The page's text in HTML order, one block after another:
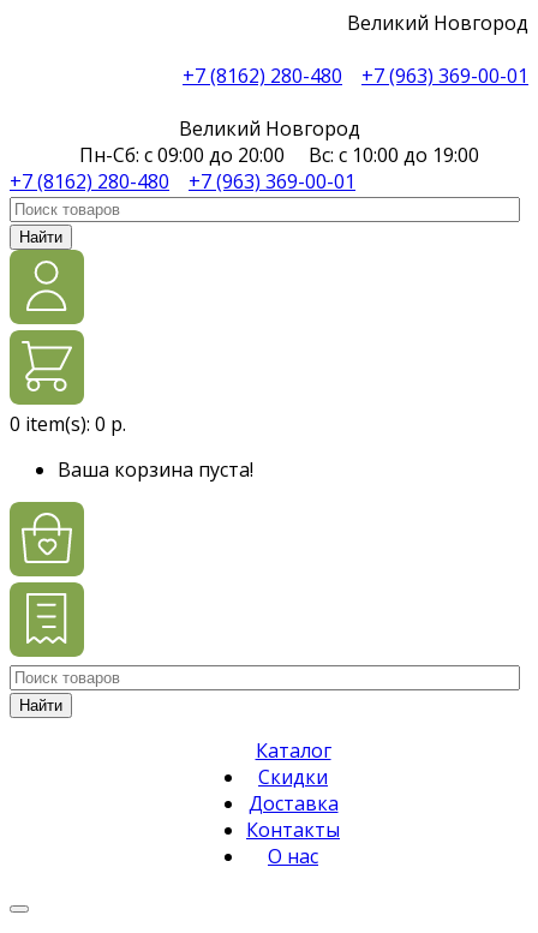
Великий Новгород
+7 (8162) 280-480
+7 (963) 369-00-01
Великий Новгород
Пн-Сб: с 09:00 до 20:00 Вс: с 10:00 до 19:00
+7 (8162) 280-480
+7 (963) 369-00-01
Найти
0 item(s): 0 р.
Ваша корзина пуста!
Найти
Каталог
Скидки
Доставка
Контакты
О нас